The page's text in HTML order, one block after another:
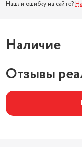
Нашли ошибку на сайте?
Наличие
Отзывы